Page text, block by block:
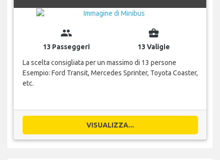
group
13 Passeggeri
business_center
13 Valigie
La scelta consigliata per un massimo di 13 persone
Esempio: Ford Transit, Mercedes Sprinter, Toyota Coaster,
etc.
VISUALIZZA...